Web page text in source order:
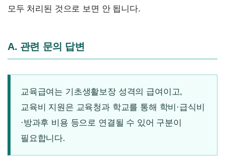
모두 처리된 것으로 보면 안 됩니다.
A. 관련 문의 답변
교육급여는 기초생활보장 성격의 급여이고,
교육비 지원은 교육청과 학교를 통해 학비·급식비
·방과후 비용 등으로 연결될 수 있어 구분이
필요합니다.